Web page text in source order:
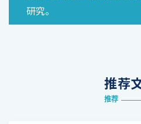
研究。
推荐
推荐